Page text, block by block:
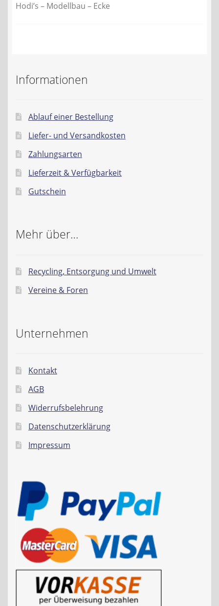
Hodi’s – Modellbau – Ecke
Informationen
Ablauf einer Bestellung
Liefer- und Versandkosten
Zahlungsarten
Lieferzeit & Verfügbarkeit
Gutschein
Mehr über…
Recycling, Entsorgung und Umwelt
Vereine & Foren
Unternehmen
Kontakt
AGB
Widerrufsbelehrung
Datenschutzerklärung
Impressum